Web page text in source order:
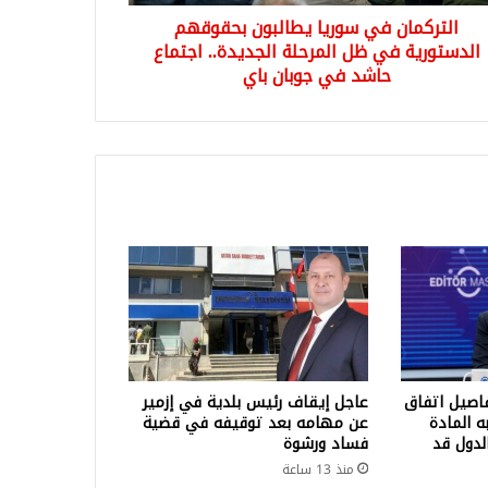
التركمان في سوريا يطالبون بحقوقهم
الدستورية في ظل المرحلة الجديدة.. اجتماع
حاشد في جوبان باي
اتفاق
المادة
قد
عاجل إيقاف رئيس بلدية في إزمير
عن مهامه بعد توقيفه في قضية
فساد ورشوة
منذ 13 ساعة